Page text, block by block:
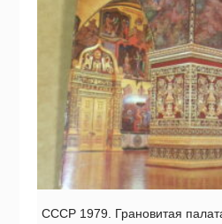
СССР 1979. Грановитая